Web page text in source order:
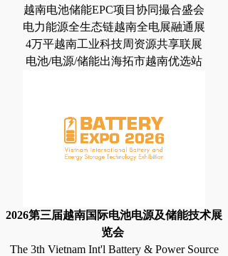
越南电池储能EPC项目协同撮合盛会
电力能源全生态链越南全电展融通展
4万平越南工业科技周资源共享联展
电池/电源/储能出海拓市越南优选站
2026第三届越南国际电池电源及储能技术展
览会
The 3th Vietnam Int'l Battery & Power Source